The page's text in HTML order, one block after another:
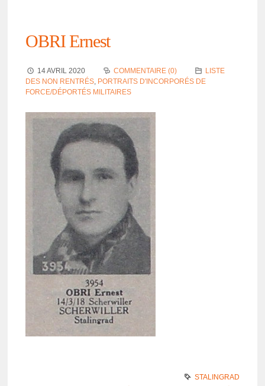
OBRI Ernest
14 AVRIL 2020 COMMENTAIRE (0)
LISTE
DES NON RENTRÉS, PORTRAITS D'INCORPORÉS DE
FORCE/DÉPORTÉS MILITAIRES
STALINGRAD